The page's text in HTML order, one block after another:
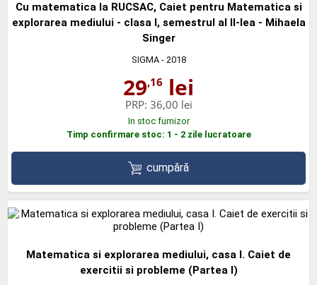
Cu matematica la RUCSAC, Caiet pentru Matematica si
explorarea mediului - clasa I, semestrul al II-lea - Mihaela
Singer
SIGMA- 2018
29,16 lei
PRP: 36,00 lei
In stoc furnizor
Timp confirmare stoc: 1 - 2 zile lucratoare
cumpără
Matematica si explorarea mediului, casa I. Caiet de
exercitii si probleme (Partea I)